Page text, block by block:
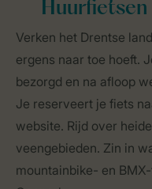
Huurfietsen
Verken het Drentse
ergens naar toe hoeft.
bezorgd en na afloop
Je reserveert je fiets
website. Rijd over
veengebieden. Zin in
mountainbike- en